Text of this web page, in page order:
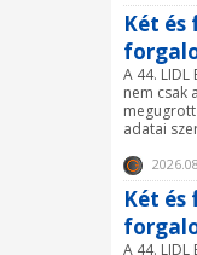
Két és
A 44.
nem csak
adatai
Két és
A 44.